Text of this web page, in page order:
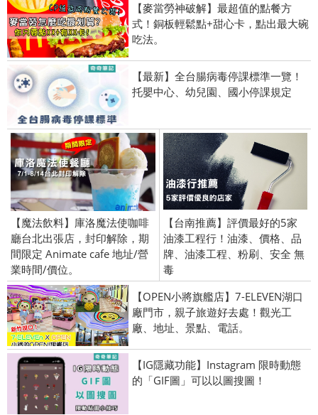
【麥當勞神破解】最超值的點餐方
式！銅板輕鬆點+甜心卡，點出最大碗
吃法。
【最新】全台腸病毒停課標準一覽！
托嬰中心、幼兒園、國小停課規定
【魔法飲料】庫洛魔法使咖啡
廳台北出張店，封印解除，期
間限定 Animate cafe 地址/營
業時間/價位。
【台南推薦】評價最好的5家
油漆工程行！油漆、價格、品
牌、油漆工程、粉刷、安全 無
毒
【OPEN小將旗艦店】7-ELEVEN湖口
廠門市，親子旅遊好去處！觀光工
廠、地址、景點、電話。
【IG隱藏功能】Instagram 限時動態
的「GIF圖」可以以圖搜圖！